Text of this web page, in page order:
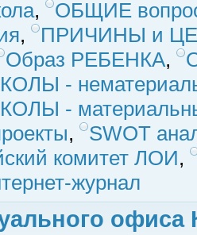
,
ОБЩИЕ
,
ПРИЧИНЫ и
Образ РЕБЕНКА,
-
-
,
SWOT
комитет ЛОИ,
журнал
офиса